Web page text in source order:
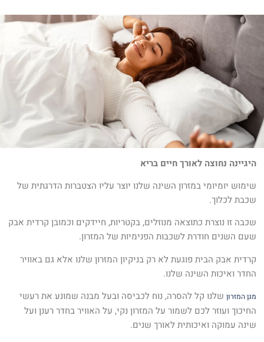
היגיינה נחוצה לאורך חיים בריא
שימוש יומיומי במזרון השינה שלנו יוצר עליו הצטברות הדרגתית של
שכבת לכלוך.
שכבה זו נוצרת כתוצאה מנוזלים, בקטריות, חיידקים וכמובן קרדית אבק
שעם השנים חודרת לשכבות הפנימיות של המזרון.
קרדית אבק הבית פוגעת לא רק בניקיון המזרון שלנו אלא גם באוויר
החדר ואיכות השינה שלנו.
מגן המזרון שלנו קל להסרה, נוח לכביסה ובעל מבנה שמונע את רעשי
החיכוך ועוזר לכם לשמור על המזרון נקי, על האוויר בחדר רענן ועל
שינה עמוקה ואיכותית לאורך שנים.